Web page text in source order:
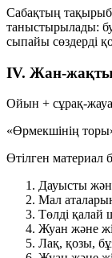
Сабақтың
таныстырылады:
сыпайы сөздерді
IV. Жан-жақты
Ойын + сұрақ-
«Өрмекшінің
Өтілген материал
Дауысты
Мал
Төлді қалай
Жуан және
Лақ, қозы,